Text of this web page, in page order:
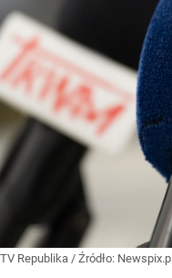
TV Republika / Źródło: Newspix.pl